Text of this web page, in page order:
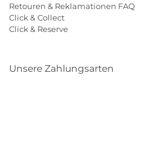
Retouren & Reklamationen FAQ
Click & Collect
Click & Reserve
Unsere Zahlungsarten